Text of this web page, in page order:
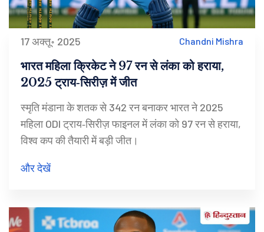
17 अक्तू॰ 2025 Chandni Mishra
भारत महिला क्रिकेट ने 97 रन से लंका को हराया,
2025 ट्राय‑सिरीज़ में जीत
स्मृति मंडाना के शतक से 342 रन बनाकर भारत ने 2025
महिला ODI ट्राय‑सिरीज़ फाइनल में लंका को 97 रन से हराया,
विश्व कप की तैयारी में बड़ी जीत।
और देखें